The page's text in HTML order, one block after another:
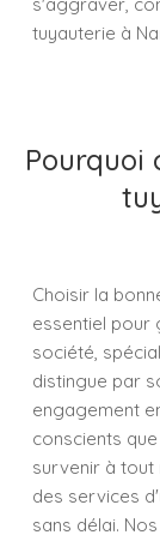
tuyauterie à
Pourquoi
Choisir la
essentiel pour
société,
distingue par
engagement
conscients
survenir à
des services
sans délai.